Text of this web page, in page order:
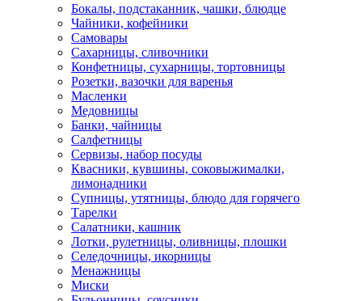
Бокалы, подстаканник, чашки, блюдце
Чайники, кофейники
Самовары
Сахарницы, сливочники
Конфетницы, сухарницы, тортовницы
Розетки, вазочки для варенья
Масленки
Медовницы
Банки, чайницы
Салфетницы
Сервизы, набор посуды
Квасники, кувшины, соковыжималки,
лимонадники
Супницы, утятницы, блюдо для горячего
Тарелки
Салатники, кашник
Лотки, рулетницы, оливницы, плошки
Селедочницы, икорницы
Менажницы
Миски